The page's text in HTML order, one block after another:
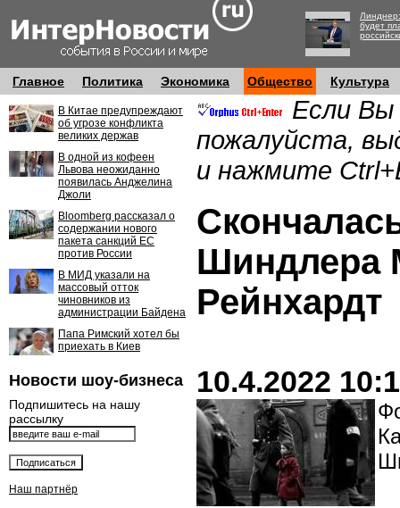
будет
Главное Политика Экономика Общество Культура
В Китае предупреждают
об угрозе конфликта
великих держав
В одной из кофеен
Львова неожиданно
появилась Анджелина
Джоли
Bloomberg рассказал о
содержании нового
пакета санкций ЕС
против России
В МИД указали на
массовый отток
чиновников из
администрации Байдена
Папа Римский хотел бы
приехать в Киев
Новости шоу-бизнеса
Подпишитесь на нашу
рассылку
Наш партнёр
Если Вы
пожалуйста,
и нажмите
Шиндлера
Рейнхардт
10.4.2022